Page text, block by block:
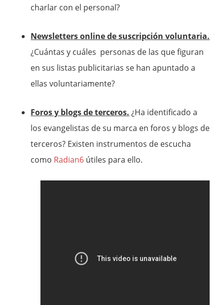
charlar con el personal?
Newsletters online de suscripción voluntaria.
¿Cuántas y cuáles personas de las que figuran
en sus listas publicitarias se han apuntado a
ellas voluntariamente?
Foros y blogs de terceros. ¿Ha identificado a
los evangelistas de su marca en foros y blogs de
terceros? Existen instrumentos de escucha
como Radian6 útiles para ello.